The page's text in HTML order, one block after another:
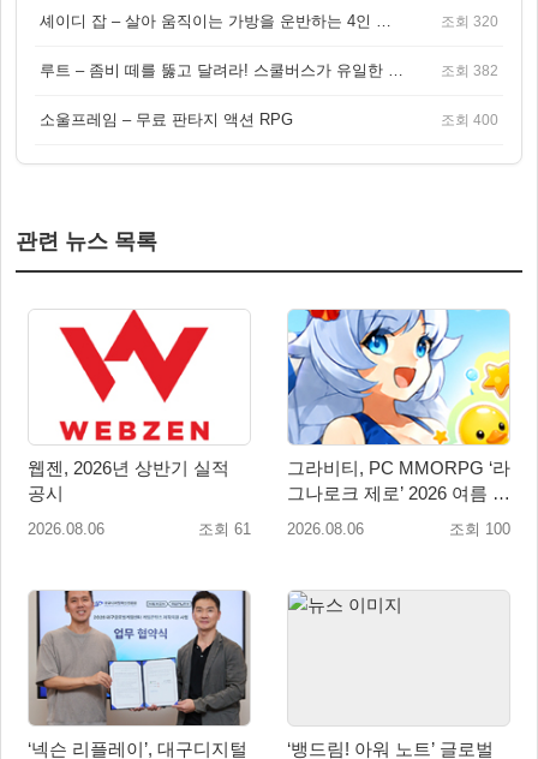
셰이디 잡 – 살아 움직이는 가방을 운반하는 4인 협동 물리 어드벤처 게임 조회 320
루트 – 좀비 떼를 뚫고 달려라! 스쿨버스가 유일한 집이 되는 4인 협동 생존 게임 조회 382
소울프레임 – 무료 판타지 액션 RPG 조회 400
관련 뉴스 목록
웹젠, 2026년 상반기 실적
공시
2026.08.06 조회 61
그라비티, PC MMORPG ‘라
그나로크 제로’ 2026 여름 프
로모션 진행!
2026.08.06 조회 100
‘넥슨 리플레이’, 대구디지털 ‘뱅드림! 아워 노트’ 글로벌